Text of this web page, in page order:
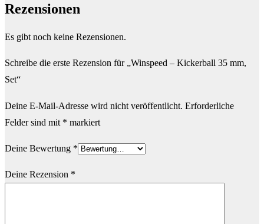
Rezensionen
Es gibt noch keine Rezensionen.
Schreibe die erste Rezension für „Winspeed – Kickerball 35 mm,
Set“
Deine E-Mail-Adresse wird nicht veröffentlicht. Erforderliche
Felder sind mit * markiert
Deine Bewertung *
Deine Rezension *